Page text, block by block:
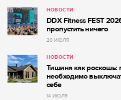
НОВОСТИ
DDX Fitness FEST
пропустить ничего
20 ИЮЛЯ
НОВОСТИ
Тишина как роскошь:
необходимо
себе
14 ИЮЛЯ